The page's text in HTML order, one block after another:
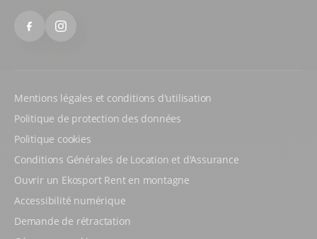
FacebookInstagram
Mentions légales et conditions d'utilisation
Politique de protection des données
Politique cookies
Conditions Générales de Location et d'Assurance
Ouvrir un Ekosport Rent en montagne
Accessibilité numérique
Demande de rétractation